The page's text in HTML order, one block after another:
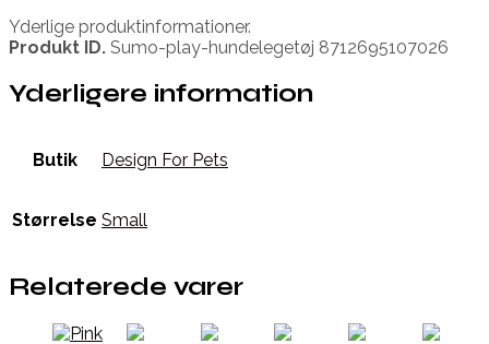
Yderlige produktinformationer.
Produkt ID. Sumo-play-hundelegetøj 8712695107026
Yderligere information
Butik Design For Pets
Størrelse Small
Relaterede varer